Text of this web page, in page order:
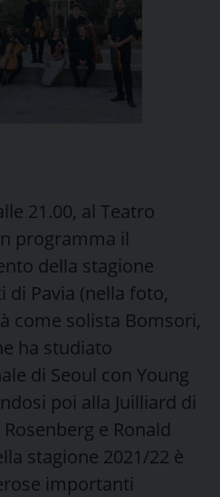
21.00, al Teatro
programma il
della stagione
di Pavia (nella foto,
come solista Bomsori,
ha studiato
di Seoul con Young
poi alla Juilliard di
e Ronald
stagione 2021/22 è
importanti